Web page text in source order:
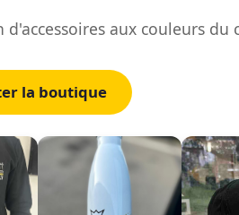
aux couleurs du
la boutique